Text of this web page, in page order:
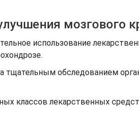
мозгового
использование
тщательным обследованием
классов лекарственных